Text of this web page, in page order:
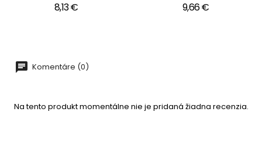
8,13 € 9,66 €
Komentáre (0)
Na tento produkt momentálne nie je pridaná žiadna recenzia.